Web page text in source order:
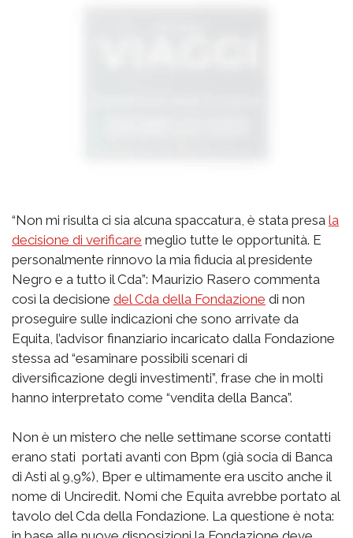
“Non mi risulta ci sia alcuna spaccatura, è stata presa la
decisione di verificare meglio tutte le opportunità. E
personalmente rinnovo la mia fiducia al presidente
Negro e a tutto il Cda”: Maurizio Rasero commenta
così la decisione del Cda della Fondazione di non
proseguire sulle indicazioni che sono arrivate da
Equita, l’advisor finanziario incaricato dalla Fondazione
stessa ad “esaminare possibili scenari di
diversificazione degli investimenti”, frase che in molti
hanno interpretato come “vendita della Banca”.
Non è un mistero che nelle settimane scorse contatti
erano stati portati avanti con Bpm (già socia di Banca
di Asti al 9,9%), Bper e ultimamente era uscito anche il
nome di Unciredit. Nomi che Equita avrebbe portato al
tavolo del Cda della Fondazione. La questione è nota: